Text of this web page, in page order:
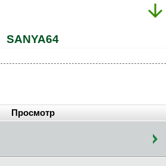
SANYA64
Просмотр